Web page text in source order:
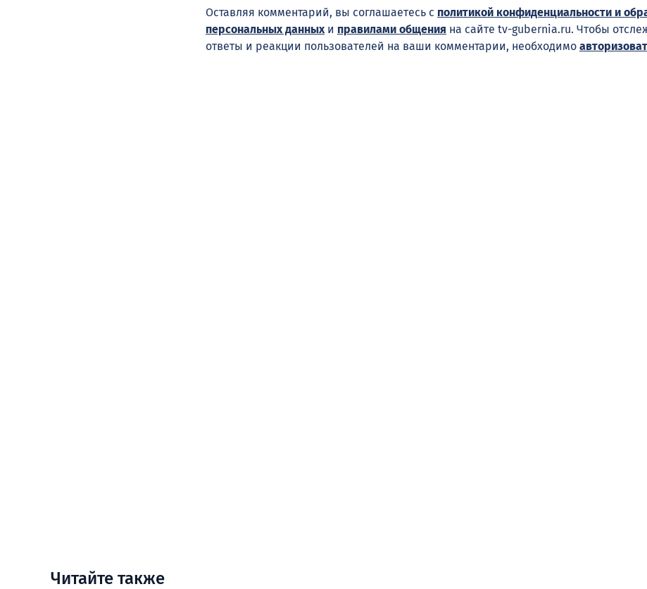
Оставляя комментарий, вы соглашаетесь с политикой конфиденциальности и
персональных данных и правилами общения на сайте tv-gubernia.ru. Чтобы
ответы и реакции пользователей на ваши комментарии, необходимо
Читайте также